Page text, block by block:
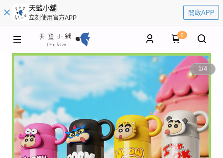
天藍小舖
立刻使用官方APP
開啟APP
0
1/4